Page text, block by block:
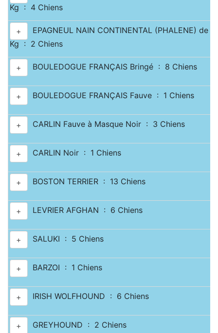
Kg : 4 Chiens
+
EPAGNEUL NAIN CONTINENTAL (PHALENE) de
Kg : 2 Chiens
+ BOULEDOGUE FRANÇAIS Bringé : 8 Chiens
+ BOULEDOGUE FRANÇAIS Fauve : 1 Chiens
+ CARLIN Fauve à Masque Noir : 3 Chiens
+ CARLIN Noir : 1 Chiens
+ BOSTON TERRIER : 13 Chiens
+ LEVRIER AFGHAN : 6 Chiens
+ SALUKI : 5 Chiens
+ BARZOI : 1 Chiens
+ IRISH WOLFHOUND : 6 Chiens
+ GREYHOUND : 2 Chiens